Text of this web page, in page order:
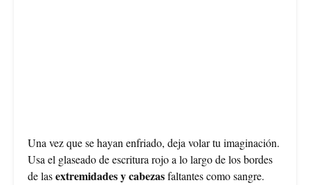
Una vez que se hayan enfriado, deja volar tu imaginación.
Usa el glaseado de escritura rojo a lo largo de los bordes
de lasextremidades y cabezasfaltantes como sangre.